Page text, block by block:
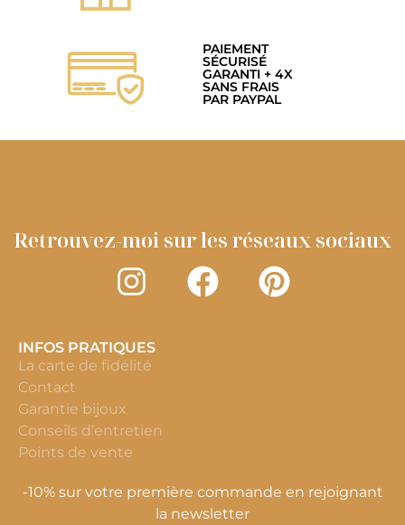
PAIEMENT
SÉCURISÉ
GARANTI + 4X
SANS FRAIS
PAR PAYPAL
Retrouvez-moi sur les réseaux sociaux
INFOS PRATIQUES
La carte de fidélité
Contact
Garantie bijoux
Conseils d’entretien
Points de vente
-10% sur votre première commande en rejoignant
la newsletter